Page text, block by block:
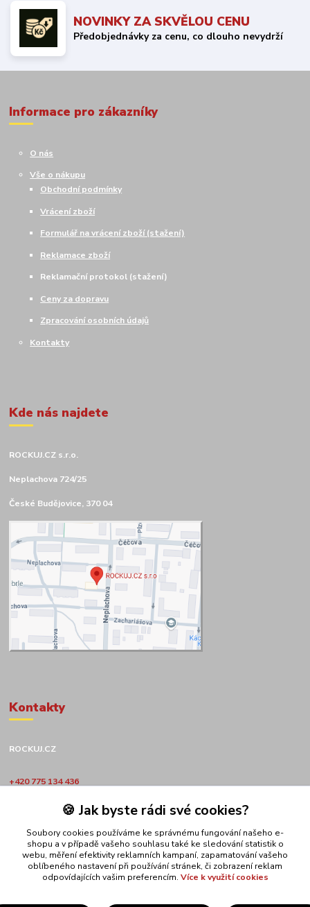
NOVINKY ZA SKVĚLOU CENU
Předobjednávky za cenu, co dlouho nevydrží
Informace pro zákazníky
O nás
Vše o nákupu
Obchodní podmínky
Vrácení zboží
Formulář na vrácení zboží (stažení)
Reklamace zboží
Reklamační protokol (stažení)
Ceny za dopravu
Zpracování osobních údajů
Kontakty
Kde nás najdete
ROCKUJ.CZ s.r.o.
Neplachova 724/25
České Budějovice, 370 04
Kontakty
ROCKUJ.CZ
+420 775 134 436
obchod@rockuj.cz🍪 Jak byste rádi své cookies?
Soubory cookies používáme ke správnému fungování našeho e-
shopu a v případě vašeho souhlasu také ke sledování statistik o
webu, měření efektivity reklamních kampaní, zapamatování vašeho
oblíbeného nastavení při používání stránek, či zobrazení reklam
odpovídajících vašim preferencím. Více k využití cookies